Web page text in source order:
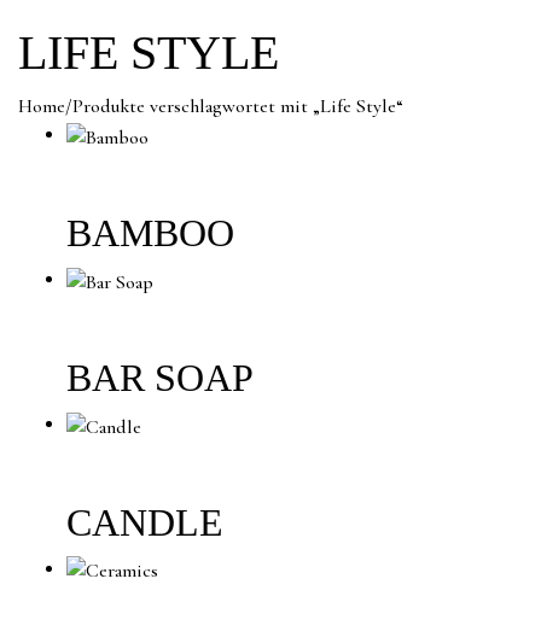
LIFE STYLE
Home/Produkte verschlagwortet mit „Life Style“
BAMBOO
BAR SOAP
CANDLE